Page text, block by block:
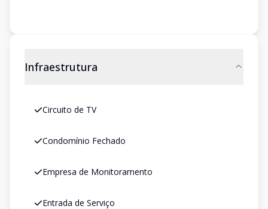
Infraestrutura
Circuito de TV
Condomínio Fechado
Empresa de Monitoramento
Entrada de Serviço